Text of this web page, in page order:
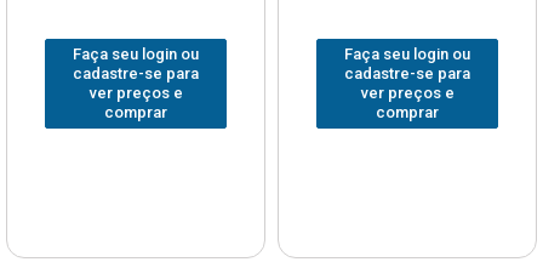
Faça seu login ou
cadastre-se para
ver preços e
comprar
Faça seu login ou
cadastre-se para
ver preços e
comprar